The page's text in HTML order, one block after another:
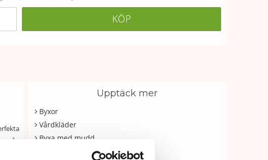
KÖP
Upptäck mer
Byxor
Vårdkläder
Byxa med mudd
Byxor Extra Lagom